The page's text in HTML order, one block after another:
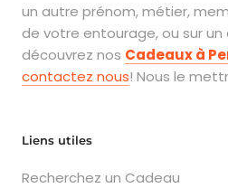
un autre prénom, métier,
de votre entourage, ou sur
découvrez nos Cadeaux à
contactez nous! Nous le
Liens utiles
Recherchez un Cadeau